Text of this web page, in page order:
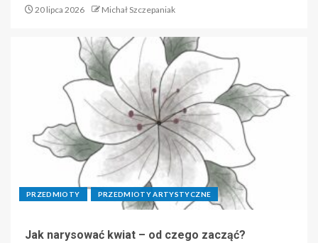
20 lipca 2026 Michał Szczepaniak
PRZEDMIOTY PRZEDMIOTY ARTYSTYCZNE
Jak narysować kwiat – od czego zacząć?